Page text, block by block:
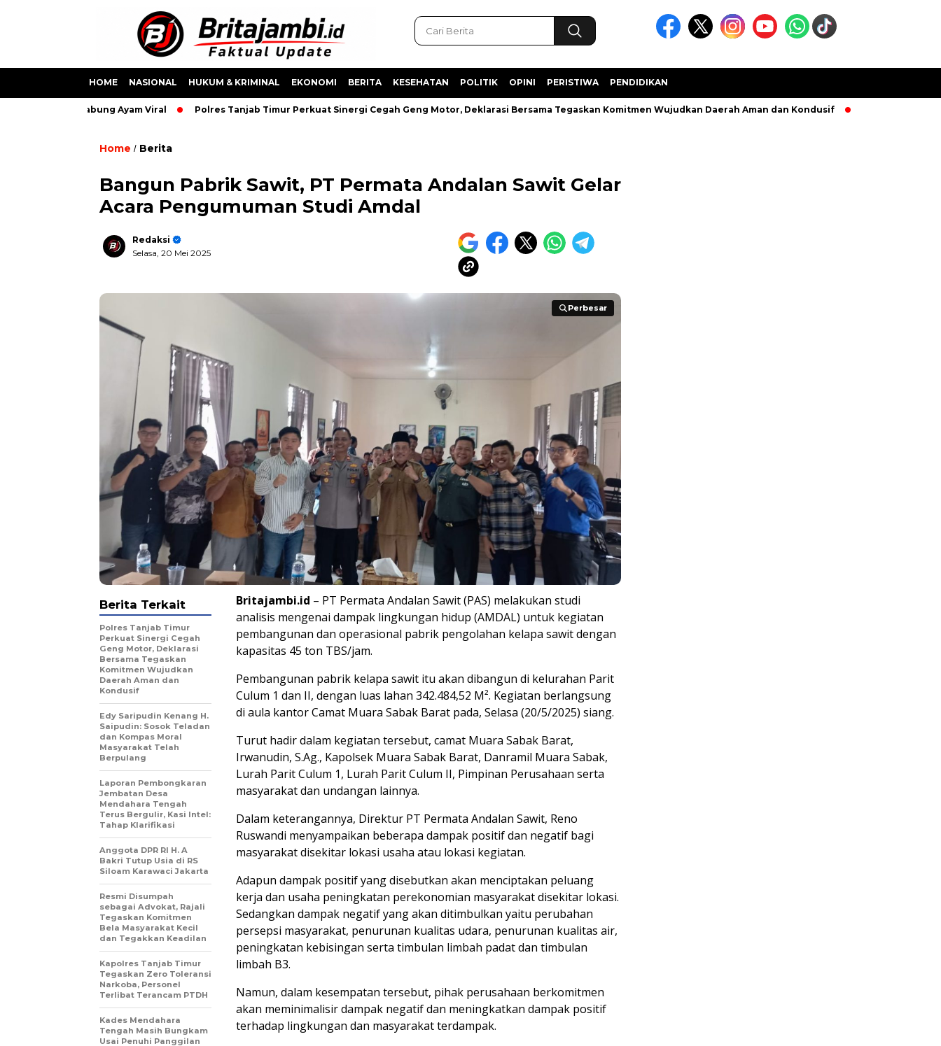
HOME NASIONAL HUKUM & KRIMINAL EKONOMI BERITA KESEHATAN POLITIK OPINI PERISTIWA PENDIDIKAN
Video Sabung Ayam Viral Polres Tanjab Timur Perkuat Sinergi Cegah Geng Motor, Deklarasi Bersama Tegaskan Komitmen Wujudkan Daerah Aman dan Kondusif Kecamatan Muara
Home / Berita
Bangun Pabrik Sawit, PT Permata Andalan Sawit Gelar
Acara Pengumuman Studi Amdal
Redaksi
Selasa, 20 Mei 2025
Perbesar
Perbesar
Britajambi.id – PT Permata Andalan Sawit (PAS) melakukan studi
analisis mengenai dampak lingkungan hidup (AMDAL) untuk kegiatan
pembangunan dan operasional pabrik pengolahan kelapa sawit dengan
kapasitas 45 ton TBS/jam.
Pembangunan pabrik kelapa sawit itu akan dibangun di kelurahan Parit
Culum 1 dan II, dengan luas lahan 342.484,52 M². Kegiatan berlangsung
di aula kantor Camat Muara Sabak Barat pada, Selasa (20/5/2025) siang.
Turut hadir dalam kegiatan tersebut, camat Muara Sabak Barat,
Irwanudin, S.Ag., Kapolsek Muara Sabak Barat, Danramil Muara Sabak,
Lurah Parit Culum 1, Lurah Parit Culum II, Pimpinan Perusahaan serta
masyarakat dan undangan lainnya.
Dalam keterangannya, Direktur PT Permata Andalan Sawit, Reno
Ruswandi menyampaikan beberapa dampak positif dan negatif bagi
masyarakat disekitar lokasi usaha atau lokasi kegiatan.
Adapun dampak positif yang disebutkan akan menciptakan peluang
kerja dan usaha peningkatan perekonomian masyarakat disekitar lokasi.
Sedangkan dampak negatif yang akan ditimbulkan yaitu perubahan
persepsi masyarakat, penurunan kualitas udara, penurunan kualitas air,
peningkatan kebisingan serta timbulan limbah padat dan timbulan
limbah B3.
Namun, dalam kesempatan tersebut, pihak perusahaan berkomitmen
akan meminimalisir dampak negatif dan meningkatkan dampak positif
terhadap lingkungan dan masyarakat terdampak.
Berita Terkait
Polres Tanjab Timur
Perkuat Sinergi Cegah
Geng Motor, Deklarasi
Bersama Tegaskan
Komitmen Wujudkan
Daerah Aman dan
Kondusif
Edy Saripudin Kenang H.
Saipudin: Sosok Teladan
dan Kompas Moral
Masyarakat Telah
Berpulang
Laporan Pembongkaran
Jembatan Desa
Mendahara Tengah
Terus Bergulir, Kasi Intel:
Tahap Klarifikasi
Anggota DPR RI H. A
Bakri Tutup Usia di RS
Siloam Karawaci Jakarta
Resmi Disumpah
sebagai Advokat, Rajali
Tegaskan Komitmen
Bela Masyarakat Kecil
dan Tegakkan Keadilan
Kapolres Tanjab Timur
Tegaskan Zero Toleransi
Narkoba, Personel
Terlibat Terancam PTDH
Kades Mendahara
Tengah Masih Bungkam
Usai Penuhi Panggilan